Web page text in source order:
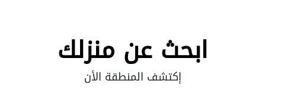
ابحث عن منزلك
إكتشف المنطقة الأن